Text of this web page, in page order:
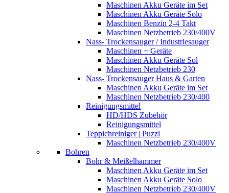
Maschinen Akku Geräte im Set
Maschinen Akku Geräte Solo
Maschinen Benzin 2-4 Takt
Maschinen Netzbetrieb 230/400V
Nass- Trockensauger / Industriesauger
Maschinen + Geräte
Maschinen Akku Geräte Sol
Maschinen Netzbetrieb 230
Nass- Trockensauger Haus & Garten
Maschinen Akku Geräte im Set
Maschinen Netzbetrieb 230/400
Reinigungsmittel
HD/HDS Zubehör
Reinigungsmittel
Teppichreiniger | Puzzi
Maschinen Netzbetrieb 230/400V
Bohren
Bohr & Meißelhammer
Maschinen Akku Geräte im Set
Maschinen Akku Geräte Solo
Maschinen Netzbetrieb 230/400V